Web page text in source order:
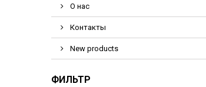
О нас
Контакты
New products
ФИЛЬТР